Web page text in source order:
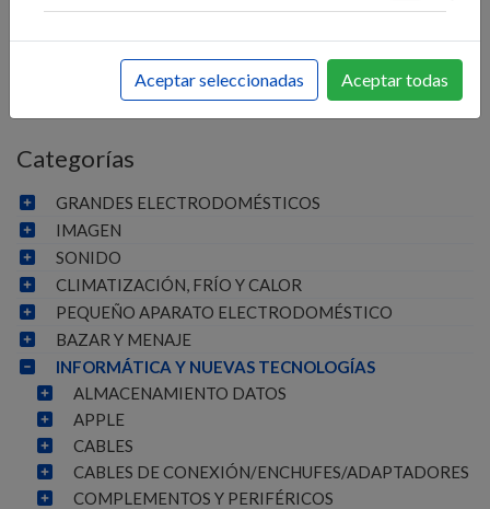
INICIO>INFORMÁTICA Y NUEVAS TECNOLOGÍAS>
IMPRESORAS Y CARTUCHOS
IMPRESORAS Y
CARTUCHOS
Categorías
GRANDES ELECTRODOMÉSTICOS
IMAGEN
SONIDO
CLIMATIZACIÓN, FRÍO Y CALOR
PEQUEÑO APARATO ELECTRODOMÉSTICO
BAZAR Y MENAJE
INFORMÁTICA Y NUEVAS TECNOLOGÍAS
ALMACENAMIENTO DATOS
APPLE
CABLES
CABLES DE CONEXIÓN/ENCHUFES/ADAPTADORES
COMPLEMENTOS Y PERIFÉRICOS
Aceptar seleccionadas Aceptar todas